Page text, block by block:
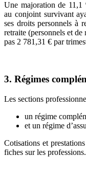
Une majoration de 11,1
au conjoint survivant
ses droits personnels à
retraite (personnels et
pas 2 781,31 € par
3. Régimes
Les sections
un régime
et un régime
Cotisations et
fiches sur les professions.